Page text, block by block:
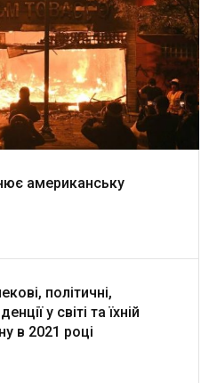
американську
політичні,
у світі та їхній
в 2021 році